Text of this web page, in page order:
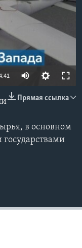
available
Прямая ссылка
в основном